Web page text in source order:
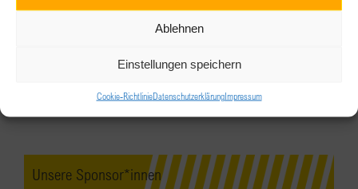
Ablehnen
Einstellungen speichern
Cookie-RichtlinieDatenschutzerklärungImpressum
Unsere Sponsor*innen